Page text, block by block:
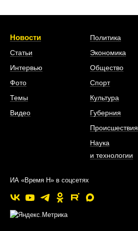
Новости
Статьи
Интервью
Фото
Темы
Видео
Политика
Экономика
Общество
Спорт
Культура
Губерния
Происшествия
Наука
и технологии
ИА «Время Н» в соцсетях